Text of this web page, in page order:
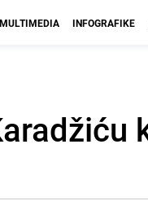
MULTIMEDIA INFOGRAFIKE